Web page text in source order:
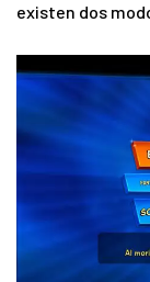
existen dos